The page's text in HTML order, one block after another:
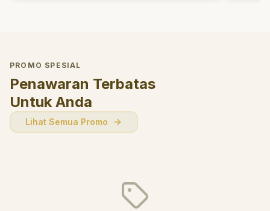
PROMO SPESIAL
Penawaran Terbatas
Untuk Anda
Lihat Semua Promo